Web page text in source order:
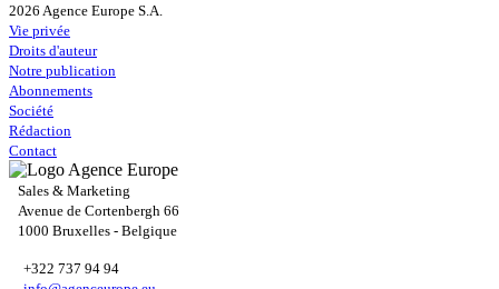
2026 Agence Europe S.A.
Vie privée
Droits d'auteur
Notre publication
Abonnements
Société
Rédaction
Contact
Sales & Marketing
Avenue de Cortenbergh 66
1000 Bruxelles - Belgique
+322 737 94 94